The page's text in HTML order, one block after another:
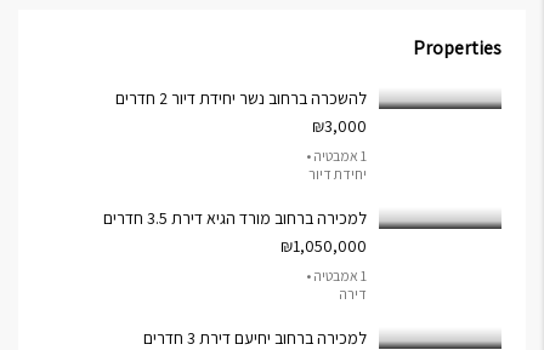
Properties
להשכרה ברחוב נשר יחידת דיור 2 חדרים
₪3,000
1 אמבטיה •
יחידת דיור
למכירה ברחוב מורד הגיא דירת 3.5 חדרים
₪1,050,000
1 אמבטיה •
דירה
למכירה ברחוב יחיעם דירת 3 חדרים